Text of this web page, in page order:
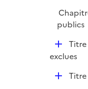
e
r
publics
D
é
exclues
DTitre